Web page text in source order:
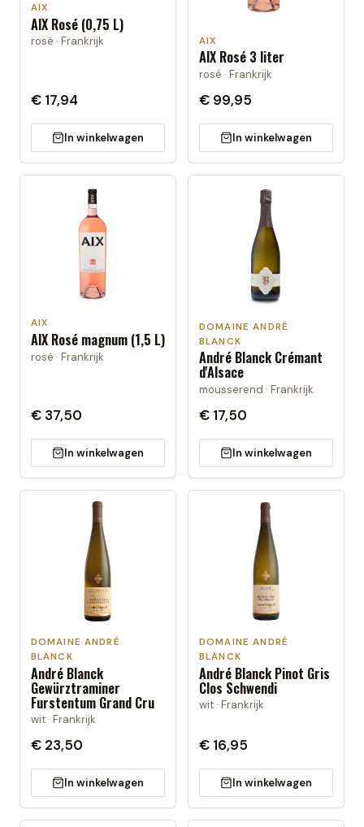
AIX
AIX Rosé (0,75 L)
rosé · Frankrijk
€ 17,94
In winkelwagen
AIX
AIX Rosé 3 liter
rosé · Frankrijk
€ 99,95
In winkelwagen
AIX
AIX Rosé magnum (1,5 L)
rosé · Frankrijk
€ 37,50
In winkelwagen
DOMAINE ANDRÉ
BLANCK
André Blanck Crémant
d'Alsace
mousserend · Frankrijk
€ 17,50
In winkelwagen
DOMAINE ANDRÉ
BLANCK
André Blanck
Gewürztraminer
Furstentum Grand Cru
wit · Frankrijk
€ 23,50
In winkelwagen
DOMAINE ANDRÉ
BLANCK
André Blanck Pinot Gris
Clos Schwendi
wit · Frankrijk
€ 16,95
In winkelwagen